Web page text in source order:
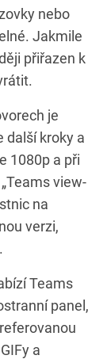
nebo
Jakmile
přiřazen k
je
další kroky a
1080p a při
view-
na
verzi,
Teams
panel,
a